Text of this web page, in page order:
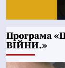
Програма
ВІЙНИ.»